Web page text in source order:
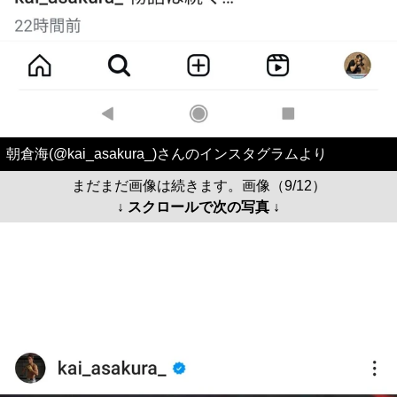
朝倉海(@kai_asakura_)さんのインスタグラムより
まだまだ画像は続きます。画像（9/12）
↓ スクロールで次の写真 ↓